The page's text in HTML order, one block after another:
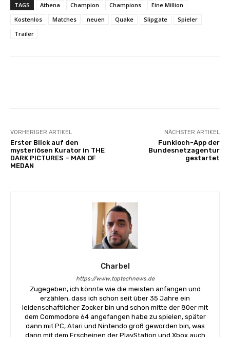
TAGS Athena Champion Champions
Eine Million
Kostenlos
Matches neuen Quake Slipgate
Spieler
Trailer
VORHERIGER ARTIKEL
Erster Blick auf den
mysteriösen Kurator in THE
DARK PICTURES – MAN OF
MEDAN
NÄCHSTER ARTIKEL
Funkloch-App der
Bundesnetzagentur
gestartet
Charbel
https://www.toptechnews.de
Zugegeben, ich könnte wie die meisten anfangen und
erzählen, dass ich schon seit über 35 Jahre ein
leidenschaftlicher Zocker bin und schon mitte der 80er mit
dem Commodore 64 angefangen habe zu spielen, später
dann mit PC, Atari und Nintendo groß geworden bin, was
dann mit dem Erscheinen der PlayStation und Xbox auch